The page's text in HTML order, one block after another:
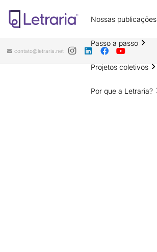
Nossas publicações
Passo a passo
Projetos coletivos
Por que a Letraria?
contato@letraria.net